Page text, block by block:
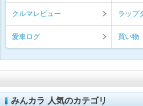
クルマレビュー ラップ
愛車ログ 買い物
みんカラ 人気のカテゴリ